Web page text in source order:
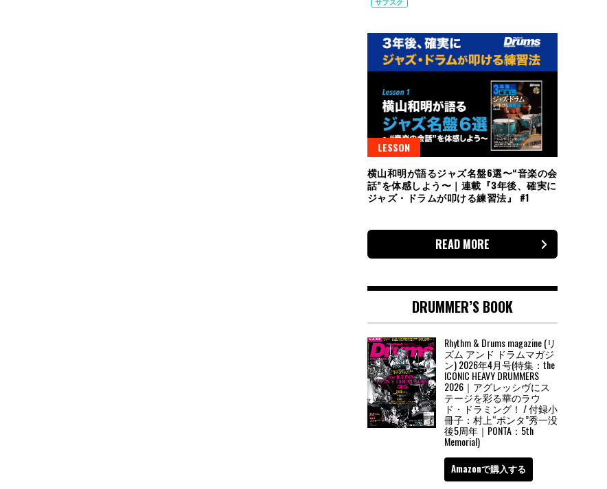
LESSON
横山和明が語るジャズ名盤6選〜“音楽の会
話”を体感しよう〜｜連載『3年後、確実に
ジャズ・ドラムが叩ける練習法』 #1
READ MORE
DRUMMER’S BOOK
Rhythm & Drums magazine (リ
ズム アンド ドラムマガジ
ン) 2026年4月号(特集：the
ICONIC HEAVY DRUMMERS
2026｜アグレッシヴにス
テージを彩る華のラウ
ド・ドラミング！ / 付録小
冊子：村上“ポンタ”秀一没
後5周年｜PONTA：5th
Memorial)
Amazonで購入する